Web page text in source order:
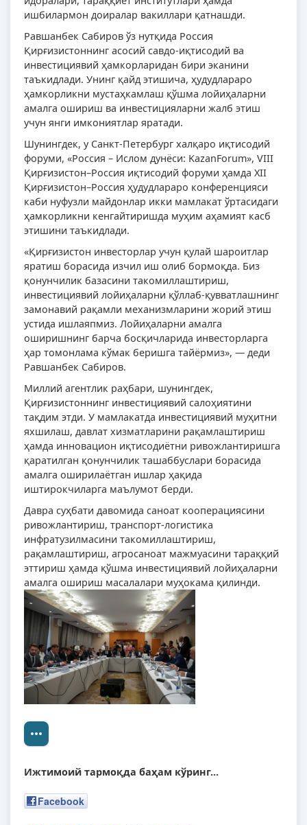
ишбилармон доиралар вакиллари қатнашди.
Равшанбек Сабиров ўз нутқида Россия
Қирғизистоннинг асосий савдо-иқтисодий ва
инвестициявий ҳамкорларидан бири эканини
таъкидлади. Унинг қайд этишича, ҳудудлараро
ҳамкорликни мустаҳкамлаш қўшма лойиҳаларни
амалга ошириш ва инвестицияларни жалб этиш
учун янги имкониятлар яратади.
Шунингдек, у Санкт-Петербург халқаро иқтисодий
форуми, «Россия – Ислом дунёси: KazanForum», VIII
Қирғизистон–Россия иқтисодий форуми ҳамда XII
Қирғизистон–Россия ҳудудлараро конференцияси
каби нуфузли майдонлар икки мамлакат ўртасидаги
ҳамкорликни кенгайтиришда муҳим аҳамият касб
этишини таъкидлади.
«Қирғизистон инвесторлар учун қулай шароитлар
яратиш борасида изчил иш олиб бормоқда. Биз
қонунчилик базасини такомиллаштириш,
инвестициявий лойиҳаларни қўллаб-қувватлашнинг
замонавий рақамли механизмларини жорий этиш
устида ишлаяпмиз. Лойиҳаларни амалга
оширишнинг барча босқичларида инвесторларга
ҳар томонлама кўмак беришга тайёрмиз», — деди
Равшанбек Сабиров.
Миллий агентлик раҳбари, шунингдек,
Қирғизистоннинг инвестициявий салоҳиятини
тақдим этди. У мамлакатда инвестициявий муҳитни
яхшилаш, давлат хизматларини рақамлаштириш
ҳамда инновацион иқтисодиётни ривожлантиришга
қаратилган қонунчилик ташаббуслари борасида
амалга оширилаётган ишлар ҳақида
иштирокчиларга маълумот берди.
Давра суҳбати давомида саноат кооперациясини
ривожлантириш, транспорт-логистика
инфратузилмасини такомиллаштириш,
рақамлаштириш, агросаноат мажмуасини тараққий
эттириш ҳамда қўшма инвестициявий лойиҳаларни
амалга ошириш масалалари муҳокама қилинди.
Ижтимоий тармоқда баҳам кўринг...
Facebook